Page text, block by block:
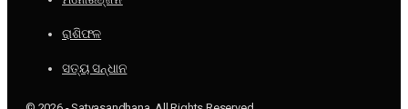
ରାଶିଫଳ
ସତ୍ୟ ସନ୍ଧାନ